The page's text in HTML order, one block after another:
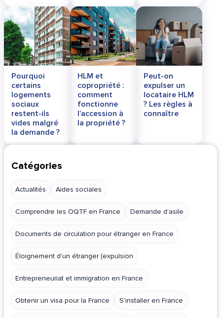
Pourquoi
certains
logements
sociaux
restent-ils
vides malgré
la demande ?
HLM et
copropriété :
comment
fonctionne
l’accession à
la propriété ?
Peut-on
expulser un
locataire HLM
? Les règles à
connaître
Catégories
Actualités Aides sociales
Comprendre les OQTF en France Demande d'asile
Documents de circulation pour étranger en France
Éloignement d'un étranger (expulsion
Entrepreneuriat et immigration en France
Obtenir un visa pour la France S'installer en France